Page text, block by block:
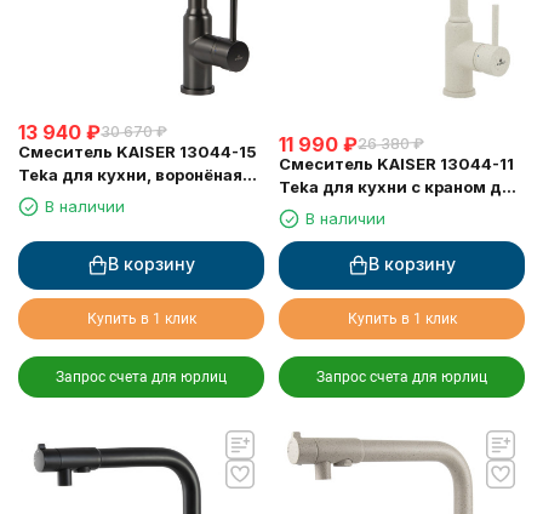
13 940 ₽30 670 ₽
Смеситель KAISER 13044-15
Teka для кухни, воронёная
сталь (6113 Кран-букса)
В наличии
В корзину
Купить в 1 клик
Запрос счета для юрлиц
11 990 ₽26 380 ₽
Смеситель KAISER 13044-11
Teka для кухни с краном для
питьевой воды, бежевый
мрамор
В наличии
В корзину
Купить в 1 клик
Запрос счета для юрлиц